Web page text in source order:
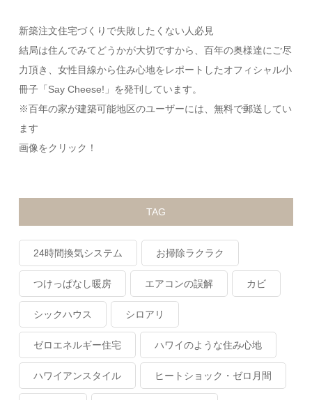
新築注文住宅づくりで失敗したくない人必見
結局は住んでみてどうかが大切ですから、百年の奥様達にご尽
力頂き、女性目線から住み心地をレポートしたオフィシャル小
冊子「Say Cheese!」を発刊しています。
※百年の家が建築可能地区のユーザーには、無料で郵送してい
ます
画像をクリック！
TAG
24時間換気システム お掃除ラクラク
つけっぱなし暖房 エアコンの誤解 カビ
シックハウス シロアリ
ゼロエネルギー住宅 ハワイのような住み心地
ハワイアンスタイル ヒートショック・ゼロ月間